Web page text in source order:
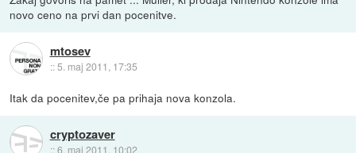
novo ceno na prvi dan pocenitve.
mtosev
::5. maj 2011, 17:35
Itak da pocenitev,če pa prihaja nova konzola.
cryptozaver
::6. maj 2011, 10:02